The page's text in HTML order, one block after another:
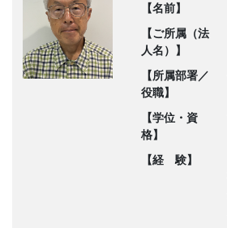
【名前】
【ご所属（法
人名）】
【所属部署／
役職】
【学位・資
格】
【経 験】